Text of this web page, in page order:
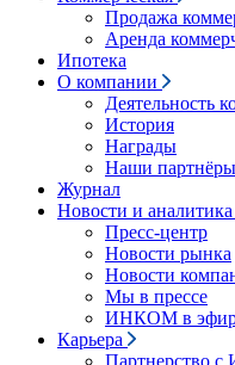
Продажа
Аренда
Ипотека
О компании
Деятельность
История
Награды
Наши партнёры
Журнал
Новости и аналитика
Пресс-центр
Новости рынка
Новости
Мы в прессе
ИНКОМ в
Карьера
Партнерство